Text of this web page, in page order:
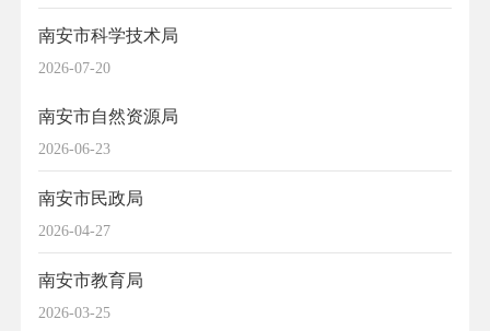
2026-07-20
南安市科学技术局
2026-06-23
南安市自然资源局
2026-04-27
南安市民政局
2026-03-25
南安市教育局